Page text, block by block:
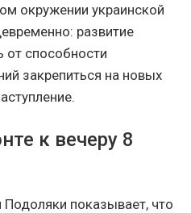
окружении украинской
развитие
от способности
закрепиться на новых
к вечеру 8
показывает, что